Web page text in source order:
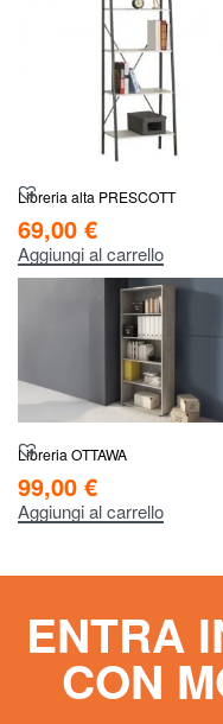
Libreria alta PRESCOTT
69,00 €
Aggiungi al carrello
Libreria OTTAWA
99,00 €
Aggiungi al carrello
ENTRA
CON